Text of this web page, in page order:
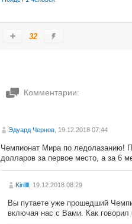
32
Комментарии:
Эдуард Чернов , 19.12.2018 07:44
Чемпионат Мира по ледолазанию!
долларов за первое место, а за 6
Kirillll , 19.12.2018 08:29
Вы путаете уже прошедший
включая нас с Вами. Как